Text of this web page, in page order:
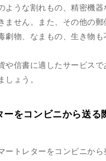
ような割れもの、精密機器
ません。また、その他の郵
劇物、なまもの、生き物も
や信書に適したサービスで
しょう。
ーをコンビニから送る
ートレターをコンビニから